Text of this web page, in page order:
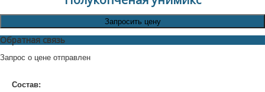
Запросить цену
Обратная связь
Запрос о цене отправлен
Состав: